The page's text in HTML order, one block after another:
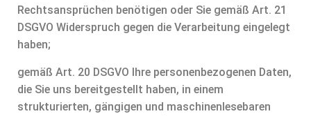
Rechtsansprüchen benötigen oder Sie gemäß Art. 21
DSGVO Widerspruch gegen die Verarbeitung eingelegt
haben;
gemäß Art. 20 DSGVO Ihre personenbezogenen Daten,
die Sie uns bereitgestellt haben, in einem
strukturierten, gängigen und maschinenlesebaren